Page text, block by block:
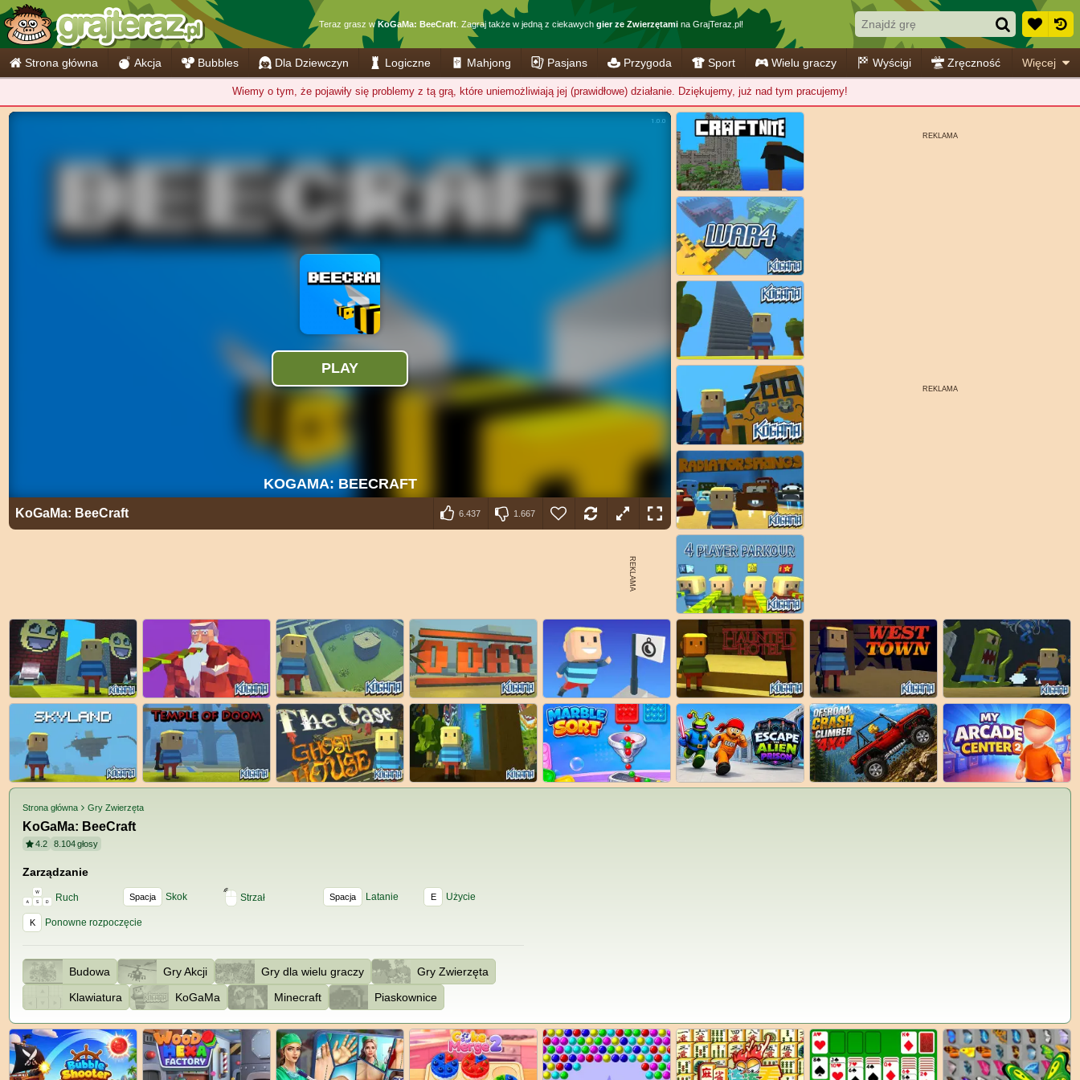
Teraz grasz wKoGaMa: BeeCraft. Zagraj także w jedną z ciekawych gier ze Zwierzętamina GrajTeraz.pl!
Strona główna Akcja Bubbles Dla Dziewczyn Logiczne Mahjong Pasjans Przygoda Sport Wielu graczy Wyścigi Zręczność Więcej
Wiemy o tym, że pojawiły się problemy z tą grą, które uniemożliwiają jej (prawidłowe) działanie. Dziękujemy, już nad tym pracujemy!
KoGaMa: BeeCraft 6.437 1.667
Strona główna Gry Zwierzęta
KoGaMa: BeeCraft
4.2 8.104głosy
Zarządzanie
Ruch Spacja Skok Strzał Spacja Latanie E Użycie
K Ponowne rozpoczęcie
Budowa Gry Akcji Gry dla wielu graczy
Gry Zwierzęta
Klawiatura
KoGaMa Minecraft Piaskownice